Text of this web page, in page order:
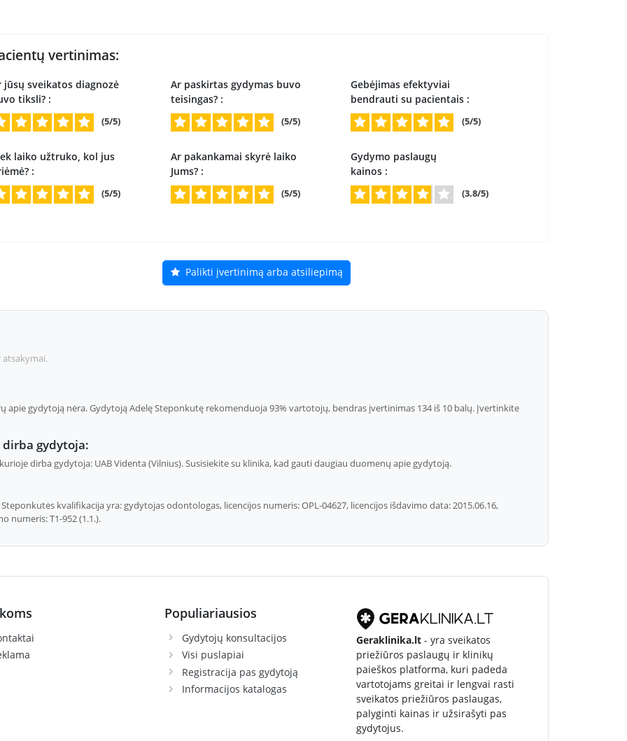
vertinimas:
jūsų sveikatos diagnozė
tiksli? :
(5/5)
Ar paskirtas gydymas buvo
teisingas? :
(5/5)
Gebėjimas efektyviai
bendrauti su pacientais :
(5/5)
laiko užtruko, kol jus
:
(5/5)
Ar pakankamai skyrė laiko
Jums? :
(5/5)
Gydymo paslaugų
kainos :
(3.8/5)
Palikti įvertinimą arba atsiliepimą
gydytoją nėra. Gydytoją Adelę Steponkutę rekomenduoja 93% vartotojų, bendras įvertinimas 134 iš 10 balų. Įvertinkite
dirba gydytoja:
dirba gydytoja: UAB Videnta (Vilnius). Susisiekite su klinika, kad gauti daugiau duomenų apie gydytoją.
kvalifikacija yra: gydytojas odontologas, licencijos numeris: OPL-04627, licencijos išdavimo data: 2015.06.16,
numeris: T1-952 (1.1.).
Populiariausios
Gydytojų konsultacijos
Visi puslapiai
Registracija pas gydytoją
Informacijos katalogas
Geraklinika.lt- yra sveikatos
priežiūros paslaugų ir klinikų
paieškos platforma, kuri padeda
vartotojams greitai ir lengvai rasti
sveikatos priežiūros paslaugas,
palyginti kainas ir užsirašyti pas
gydytojus.